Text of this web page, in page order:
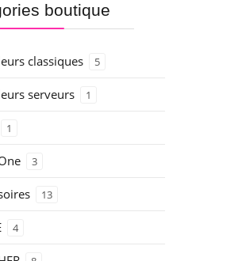
boutique
classiques 5
serveurs 1
1
3
13
4